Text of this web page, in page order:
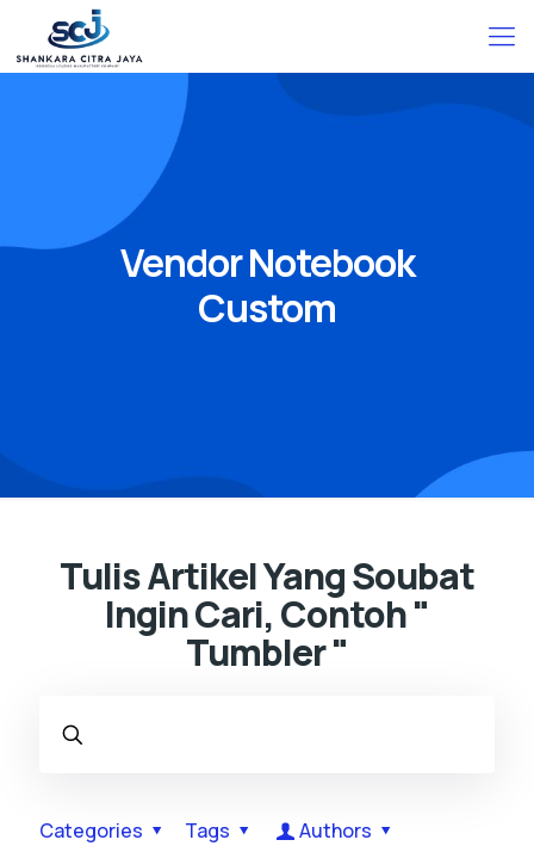
Vendor Notebook
Custom
Tulis Artikel Yang Soubat
Ingin Cari, Contoh "
Tumbler "
Categories Tags
Authors